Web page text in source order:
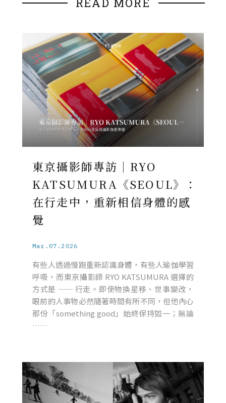
東京攝影師專訪｜RYO
KATSUMURA《SEOUL》：
在行走中，重新相信身體的感
覺
Mar.07.2026
有些人透過慢跑重新認識身體，有些人瑜伽學習
呼吸，而東京攝影師 RYO KATSUMURA 選擇的
方式是 —— 行走。即使物換星移、世事變改，
眼前的人事物必然隨著時間有所不同，但他內心
那份「something good」始終保持如一；無論
……